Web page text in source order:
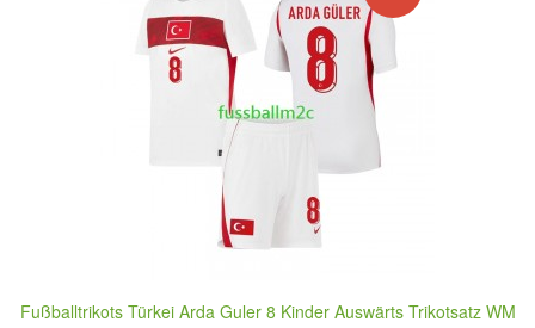
Fußballtrikots Türkei Arda Guler 8 Kinder Auswärts Trikotsatz WM